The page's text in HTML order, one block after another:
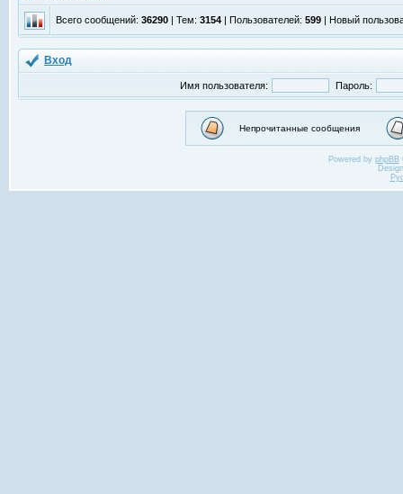
Всего сообщений: 36290 | Тем: 3154 | Пользователей: 599 | Новый
Вход
Имя пользователя: Пароль:
Непрочитанные сообщения
Powered by phpBB